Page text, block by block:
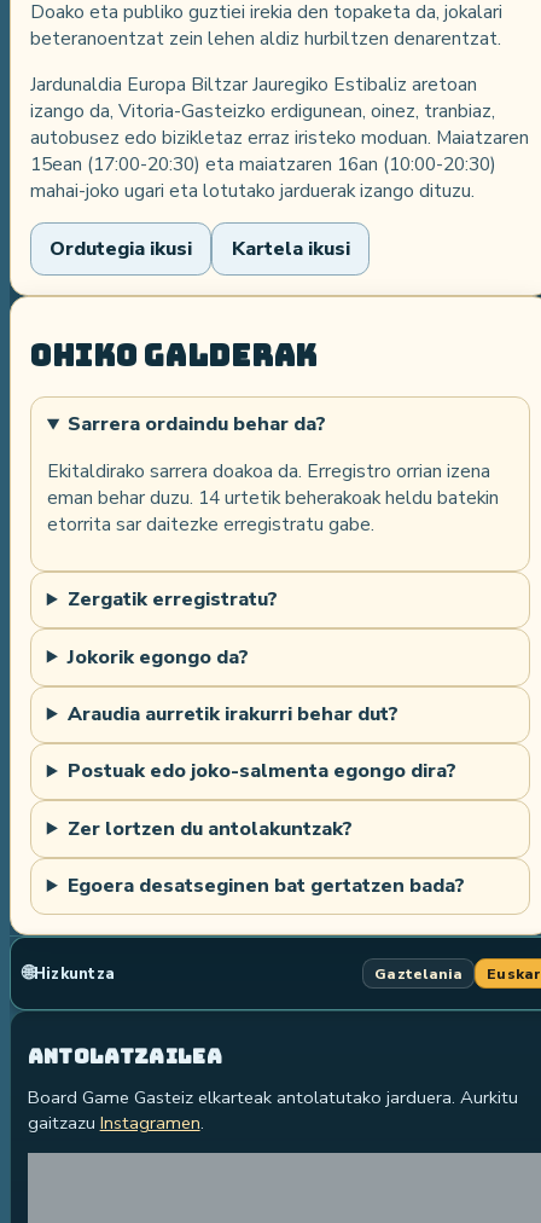
Doako eta publiko guztiei irekia den topaketa da, jokalari
beteranoentzat zein lehen aldiz hurbiltzen denarentzat.
Jardunaldia Europa Biltzar Jauregiko Estibaliz aretoan
izango da, Vitoria-Gasteizko erdigunean, oinez, tranbiaz,
autobusez edo bizikletaz erraz iristeko moduan. Maiatzaren
15ean (17:00-20:30) eta maiatzaren 16an (10:00-20:30)
mahai-joko ugari eta lotutako jarduerak izango dituzu.
Ordutegia ikusi Kartela ikusi
Ohiko galderak
Sarrera ordaindu behar da?
Ekitaldirako sarrera doakoa da. Erregistro orrian izena
eman behar duzu. 14 urtetik beherakoak heldu batekin
etorrita sar daitezke erregistratu gabe.
Zergatik erregistratu?
Jokorik egongo da?
Araudia aurretik irakurri behar dut?
Postuak edo joko-salmenta egongo dira?
Zer lortzen du antolakuntzak?
Egoera desatseginen bat gertatzen bada?
🌐Hizkuntza Gaztelania
Antolatzailea
Board Game Gasteiz elkarteak antolatutako jarduera. Aurkitu
gaitzazu Instagramen.